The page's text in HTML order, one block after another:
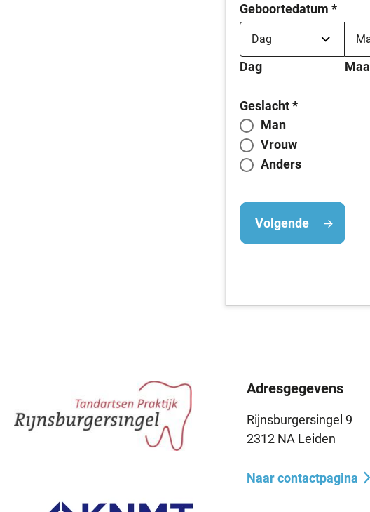
Geboortedatum *
Dag
Geslacht*
Man
Vrouw
Anders
Volgende
Adresgegevens
Rijnsburgersingel 9
2312 NA Leiden
Naar contactpagina